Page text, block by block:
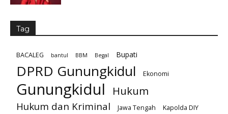
Tag
BACALEG bantul BBM Begal Bupati
DPRD Gunungkidul Ekonomi
Gunungkidul Hukum
Hukum dan Kriminal Jawa Tengah
Kapolda DIY